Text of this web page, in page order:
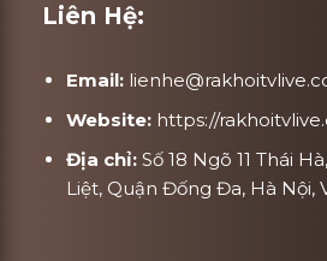
Liên Hệ:
Email:
Website: https://
Địa chỉ: Số 18 Ngõ 11 Thái
Liệt, Quận Đống Đa, Hà Nội,